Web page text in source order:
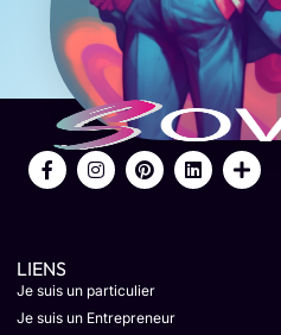
LIENS
Je suis un particulier
Je suis un Entrepreneur